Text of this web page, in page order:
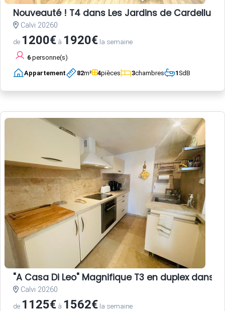
Nouveauté ! T4 dans Les Jardins de Cardellu
Calvi 20260
de 1200€ à 1920€ la semaine
6 personne(s)
Appartement 82m² 4pièces 3chambres 1SdB
"A Casa Di Leo" Magnifique T3 en duplex dans
Calvi 20260
de 1125€ à 1562€ la semaine